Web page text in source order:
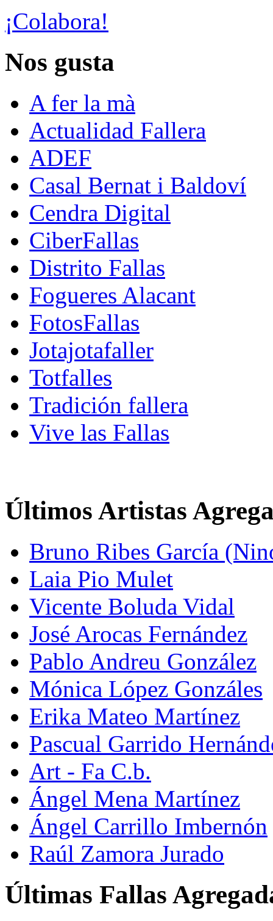
¡Colabora!
Nos gusta
A fer la mà
Actualidad Fallera
ADEF
Casal Bernat i Baldoví
Cendra Digital
CiberFallas
Distrito Fallas
Fogueres Alacant
FotosFallas
Jotajotafaller
Totfalles
Tradición fallera
Vive las Fallas
Últimos Artistas
Bruno Ribes García
Laia Pio Mulet
Vicente Boluda Vidal
José Arocas Fernández
Pablo Andreu González
Mónica López Gonzáles
Erika Mateo Martínez
Pascual Garrido
Art - Fa C.b.
Ángel Mena Martínez
Ángel Carrillo Imbernón
Raúl Zamora Jurado
Últimas Fallas